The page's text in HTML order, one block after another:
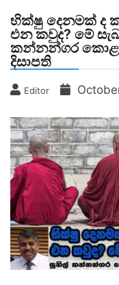
භික්ෂු දෙනමක් ද
එන කවුද? මේ
කන්නන්ගර
දිසාපති
Editor